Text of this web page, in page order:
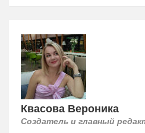
Квасова Вероника
Создатель и главный